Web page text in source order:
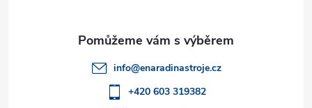
info@enaradinastroje.cz
+420 603 319382